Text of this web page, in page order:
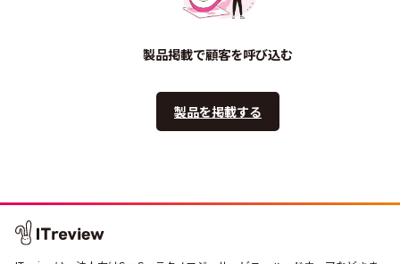
製品掲載で顧客を呼び込む
製品を掲載する